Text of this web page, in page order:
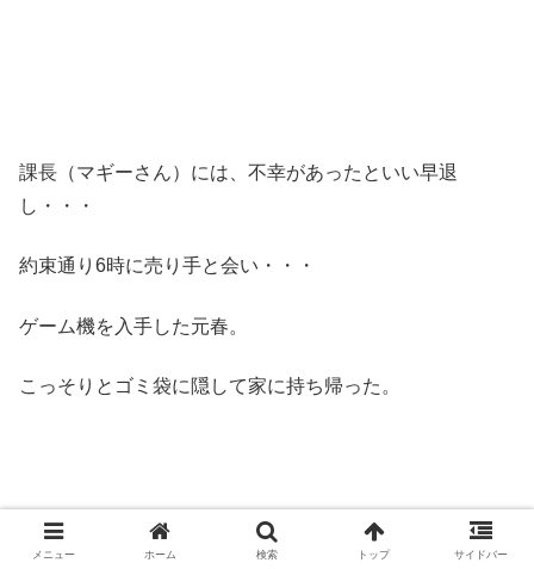
課長（マギーさん）には、不幸があったといい早退
し・・・
約束通り6時に売り手と会い・・・
ゲーム機を入手した元春。
こっそりとゴミ袋に隠して家に持ち帰った。
メニュー ホーム 検索 トップ サイドバー